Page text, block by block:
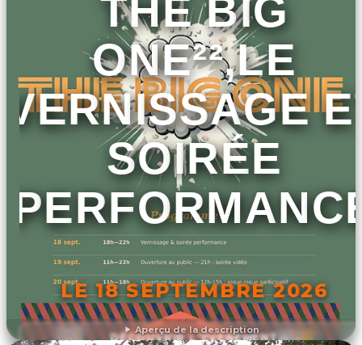
Aperçu de la description
THE BIG
ONE²²,LE
VERNISSAGE
SOIRÉE
LE 18 SEPTEMBRE 2026
DÉCOUVRIR L'ÉVÉNEMENT